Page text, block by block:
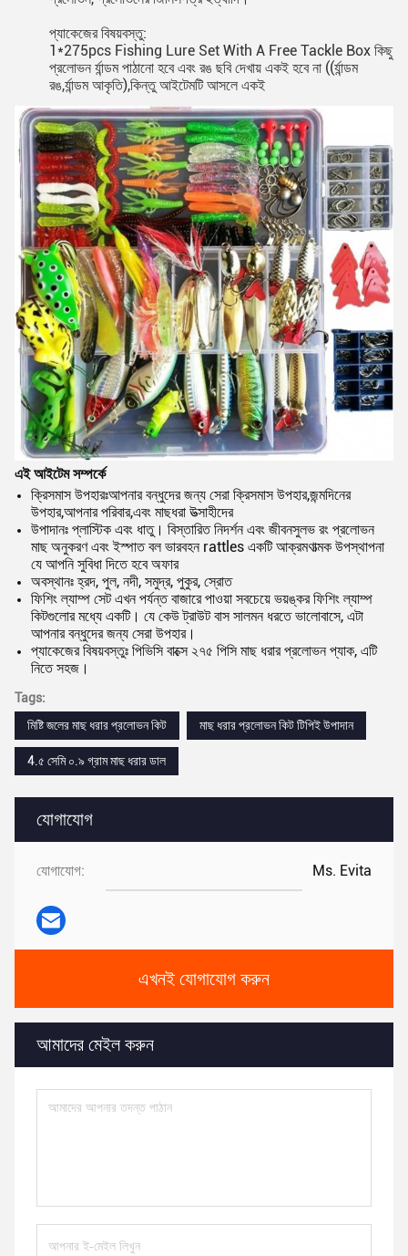
যোগাযোগ
যোগাযোগ: Ms. Evita
এখনই যোগাযোগ করুন
আমাদের মেইল ​​করুন
প্যাকেজের বিষয়বস্তু:
1*275pcs Fishing Lure Set With A Free Tackle Box কিছু
প্রলোভন র্যান্ডম পাঠানো হবে এবং রঙ ছবি দেখায় একই হবে না ((র্যান্ডম
রঙ,র্যান্ডম আকৃতি),কিন্তু আইটেমটি আসলে একই
এই আইটেম সম্পর্কে
ক্রিসমাস উপহারঃআপনার বন্ধুদের জন্য সেরা ক্রিসমাস উপহার,জন্মদিনের
উপহার,আপনার পরিবার,এবং মাছধরা উত্সাহীদের
উপাদানঃ প্লাস্টিক এবং ধাতু। বিস্তারিত নিদর্শন এবং জীবনসুলভ রং প্রলোভন
মাছ অনুকরণ এবং ইস্পাত বল ভারবহন rattles একটি আক্রমণাত্মক উপস্থাপনা
যে আপনি সুবিধা দিতে হবে অফার
অবস্থানঃ হ্রদ, পুল, নদী, সমুদ্র, পুকুর, স্রোত
ফিশিং ল্যাম্প সেট এখন পর্যন্ত বাজারে পাওয়া সবচেয়ে ভয়ঙ্কর ফিশিং ল্যাম্প
কিটগুলোর মধ্যে একটি। যে কেউ ট্রাউট বাস সালমন ধরতে ভালোবাসে, এটা
আপনার বন্ধুদের জন্য সেরা উপহার।
প্যাকেজের বিষয়বস্তুঃ পিভিসি বাক্সে ২৭৫ পিসি মাছ ধরার প্রলোভন প্যাক, এটি
নিতে সহজ।
Tags:
মিষ্টি জলের মাছ ধরার প্রলোভন কিট
মাছ ধরার প্রলোভন কিট টিপিই উপাদান
4.৫ সেমি ০.৯ গ্রাম মাছ ধরার ডাল